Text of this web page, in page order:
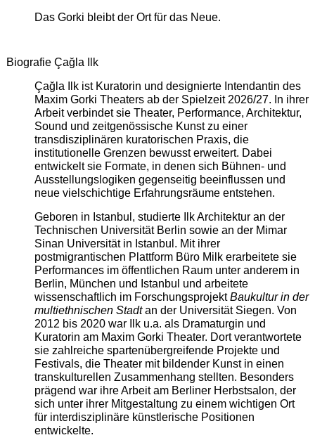
Das Gorki bleibt der Ort für das Neue.
Biografie Çağla Ilk
Çağla Ilk ist Kuratorin und designierte Intendantin des
Maxim Gorki Theaters ab der Spielzeit 2026/27. In ihrer
Arbeit verbindet sie Theater, Performance, Architektur,
Sound und zeitgenössische Kunst zu einer
transdisziplinären kuratorischen Praxis, die
institutionelle Grenzen bewusst erweitert. Dabei
entwickelt sie Formate, in denen sich Bühnen- und
Ausstellungslogiken gegenseitig beeinflussen und
neue vielschichtige Erfahrungsräume entstehen.
Geboren in Istanbul, studierte Ilk Architektur an der
Technischen Universität Berlin sowie an der Mimar
Sinan Universität in Istanbul. Mit ihrer
postmigrantischen Plattform Büro Milk erarbeitete sie
Performances im öffentlichen Raum unter anderem in
Berlin, München und Istanbul und arbeitete
wissenschaftlich im ForschungsprojektBaukultur in der
multiethnischen Stadtan der Universität Siegen. Von
2012 bis 2020 war Ilk u.a. als Dramaturgin und
Kuratorin am Maxim Gorki Theater. Dort verantwortete
sie zahlreiche spartenübergreifende Projekte und
Festivals, die Theater mit bildender Kunst in einen
transkulturellen Zusammenhang stellten. Besonders
prägend war ihre Arbeit am Berliner Herbstsalon, der
sich unter ihrer Mitgestaltung zu einem wichtigen Ort
für interdisziplinäre künstlerische Positionen
entwickelte.